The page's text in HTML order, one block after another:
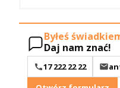
ZDJĘCIA
Cykliści z
Górę. To
w Polsce
3 godziny temu
Czołowe zderzenie